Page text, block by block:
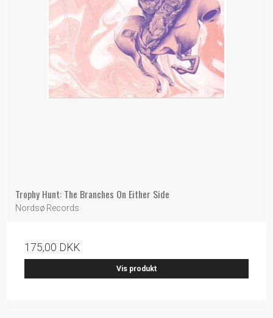
Trophy Hunt: The Branches On Either Side
Nordsø Records
175,00 DKK
Vis produkt